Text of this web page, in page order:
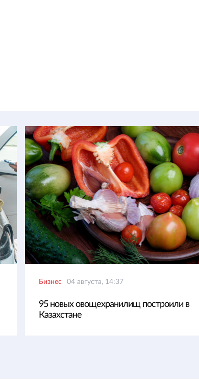
Бизнес 04 августа, 14:37
95 новых овощехранилищ построили в
Казахстане